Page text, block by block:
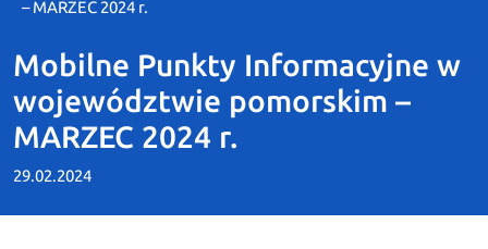
– MARZEC 2024 r.
Mobilne Punkty Informacyjne w
województwie pomorskim –
MARZEC 2024 r.
29.02.2024